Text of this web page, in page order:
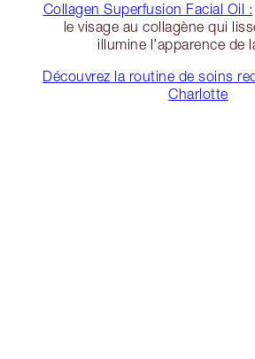
Collagen Superfusion Facial Oil :
le visage au collagène qui
illumine l’apparence de
Découvrez la routine de soins
Charlotte